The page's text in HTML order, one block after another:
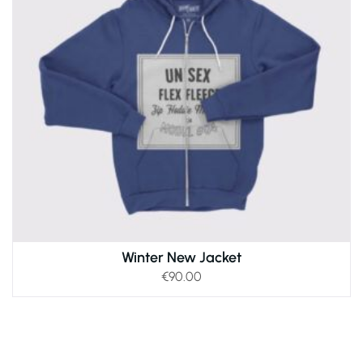
Winter New Jacket
€90.00